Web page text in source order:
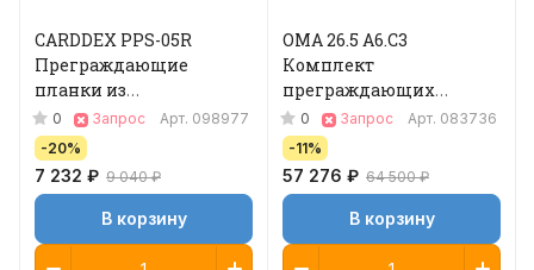
CARDDEX РРS-05R
Преграждающие
планки из
нержавеющей стали
0 Запрос Арт. 098977
-20%
7 232 ₽ 9 040 ₽
В корзину
ОМА 26.5 A6.C3
Кoмплeкт
пpeгpaждaющиx
плaнoк "Антипаника"
0 Запрос Арт. 083736
-11%
57 276 ₽ 64 500 ₽
В корзину